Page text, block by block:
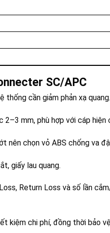
SC/APC
thống cần giảm phản xạ quang.
2–3 mm, phù hợp với cáp hiện
nên chọn vỏ ABS chống va
giấy lau quang.
Return Loss và số lần
kiệm chi phí, đồng thời bảo